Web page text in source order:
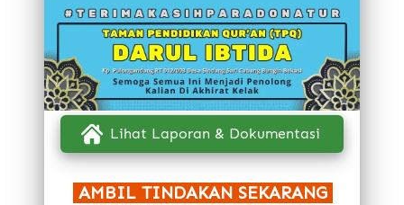
` Lihat Laporan & Dokumentasi
AMBIL TINDAKAN SEKARANG